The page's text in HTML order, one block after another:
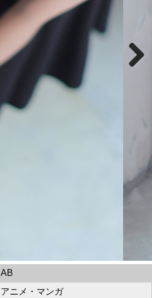
AB
アニメ・マンガ